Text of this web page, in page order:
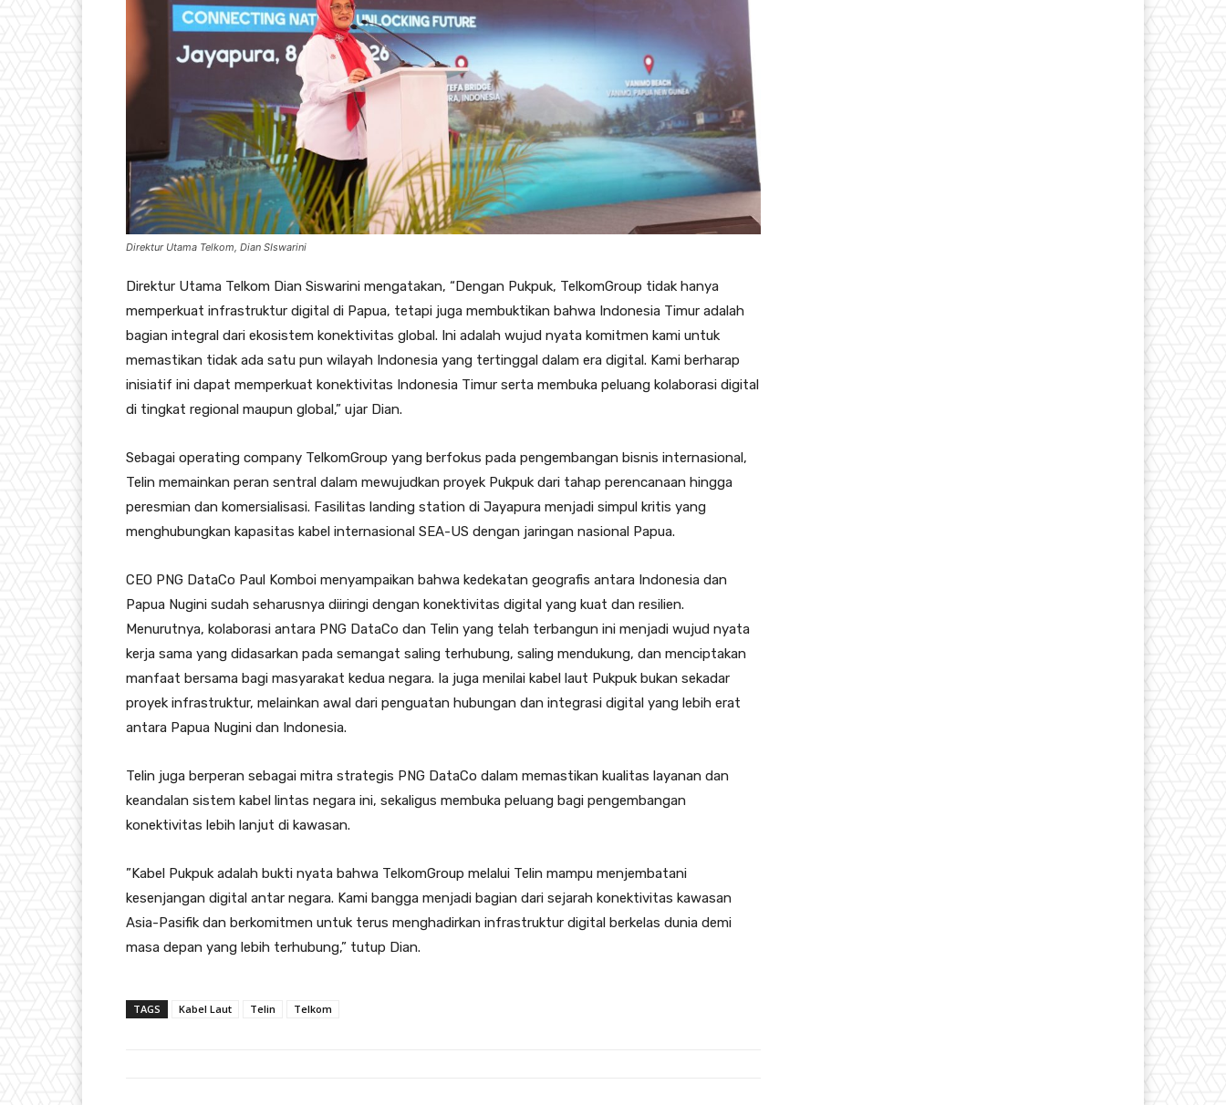
Direktur Utama Telkom, Dian SIswarini
Direktur Utama Telkom Dian Siswarini mengatakan, “Dengan Pukpuk, TelkomGroup tidak hanya
memperkuat infrastruktur digital di Papua, tetapi juga membuktikan bahwa Indonesia Timur adalah
bagian integral dari ekosistem konektivitas global. Ini adalah wujud nyata komitmen kami untuk
memastikan tidak ada satu pun wilayah Indonesia yang tertinggal dalam era digital. Kami berharap
inisiatif ini dapat memperkuat konektivitas Indonesia Timur serta membuka peluang kolaborasi digital
di tingkat regional maupun global,” ujar Dian.
Sebagai operating company TelkomGroup yang berfokus pada pengembangan bisnis internasional,
Telin memainkan peran sentral dalam mewujudkan proyek Pukpuk dari tahap perencanaan hingga
peresmian dan komersialisasi. Fasilitas landing station di Jayapura menjadi simpul kritis yang
menghubungkan kapasitas kabel internasional SEA-US dengan jaringan nasional Papua.
CEO PNG DataCo Paul Komboi menyampaikan bahwa kedekatan geografis antara Indonesia dan
Papua Nugini sudah seharusnya diiringi dengan konektivitas digital yang kuat dan resilien.
Menurutnya, kolaborasi antara PNG DataCo dan Telin yang telah terbangun ini menjadi wujud nyata
kerja sama yang didasarkan pada semangat saling terhubung, saling mendukung, dan menciptakan
manfaat bersama bagi masyarakat kedua negara. Ia juga menilai kabel laut Pukpuk bukan sekadar
proyek infrastruktur, melainkan awal dari penguatan hubungan dan integrasi digital yang lebih erat
antara Papua Nugini dan Indonesia.
Telin juga berperan sebagai mitra strategis PNG DataCo dalam memastikan kualitas layanan dan
keandalan sistem kabel lintas negara ini, sekaligus membuka peluang bagi pengembangan
konektivitas lebih lanjut di kawasan.
”Kabel Pukpuk adalah bukti nyata bahwa TelkomGroup melalui Telin mampu menjembatani
kesenjangan digital antar negara. Kami bangga menjadi bagian dari sejarah konektivitas kawasan
Asia-Pasifik dan berkomitmen untuk terus menghadirkan infrastruktur digital berkelas dunia demi
masa depan yang lebih terhubung,” tutup Dian.
TAGS Kabel Laut Telin Telkom